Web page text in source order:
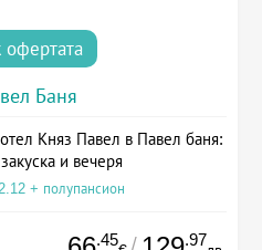
офертата
Баня
Княз Павел в Павел баня:
и вечеря
+ полупансион
.45 / .97